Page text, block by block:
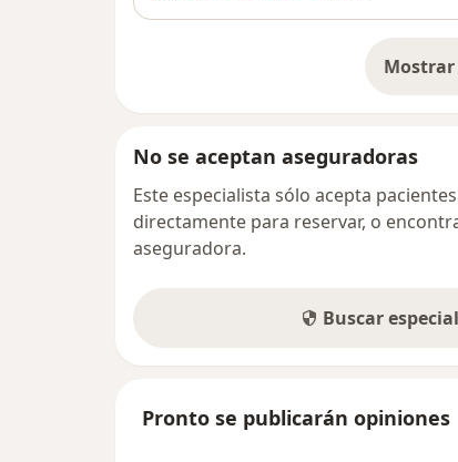
No se aceptan aseguradoras
Este especialista sólo acepta
directamente para reservar, o
aseguradora.
Buscar
Pronto se publicarán opiniones